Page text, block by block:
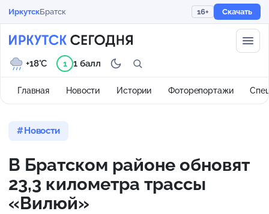
ИркутскБратск 16+ Скачать
Главная Новости Истории Фоторепортажи
+18°C 1 1 балл
Новости
В Братском районе обновят
23,3 километра трассы
«Вилюй»